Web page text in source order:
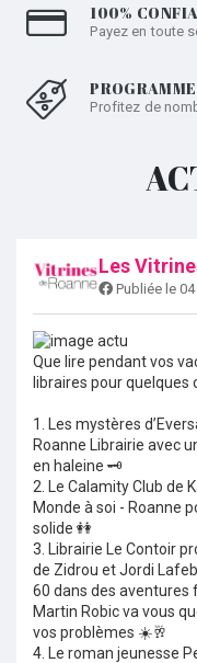
100%
Payez en toute
Profitez de
Les
Publiée le
Que lire pendant vos
libraires pour quelques
1. Les mystères
Roanne Librairie avec
en haleine 🗝️
2. Le Calamity Club de
Monde à soi - Roanne
solide 👭
3. Librairie Le Contoir
de Zidrou et Jordi
60 dans des aventures
Martin Robic va vous
vos problèmes ☀️🥂
4. Le roman jeunesse